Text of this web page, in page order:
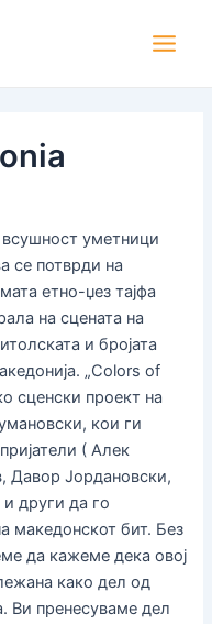
всушност уметници
се потврди на
етно-џез тајфа
на сцената на
и бројата
„Colors of
сценски проект на
кои ги
( Алек
Давор Јордановски,
други да го
македонскот бит. Без
да кажеме дека овој
како дел од
Ви пренесуваме дел